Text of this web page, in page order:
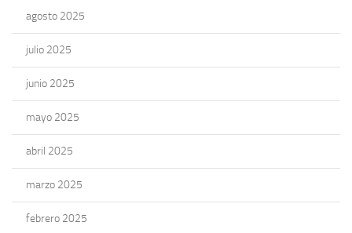
agosto 2025
julio 2025
junio 2025
mayo 2025
abril 2025
marzo 2025
febrero 2025